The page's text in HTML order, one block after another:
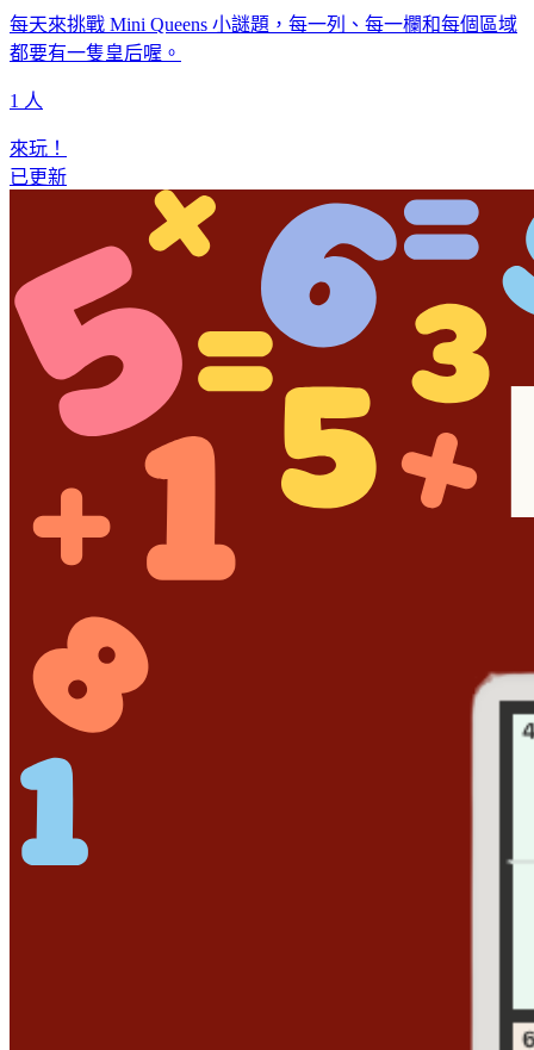
每天來挑戰 Mini Queens 小謎題，每一列、每一欄和每個區域
都要有一隻皇后喔。
1 人
來玩！
已更新